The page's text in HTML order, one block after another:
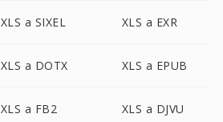
XLS a SIXEL XLS a EXR
XLS a DOTX XLS a EPUB
XLS a FB2 XLS a DJVU